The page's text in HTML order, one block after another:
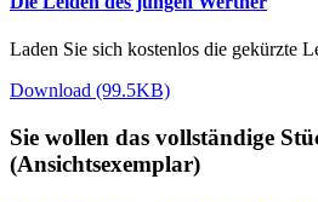
Laden Sie sich kostenlos die gekürzte
Download (99.5KB)
Sie wollen das vollständige
(Ansichtsexemplar)